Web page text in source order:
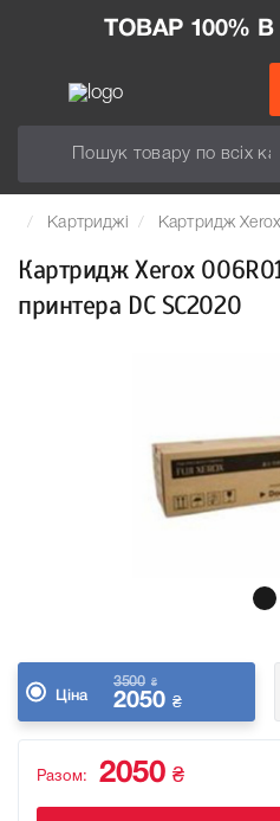
ТОВАР 100%
Картриджі Картридж
Картридж Xerox
принтера DC SC2020
Ціна
3500 ₴
2050 ₴
Разом: 2050 ₴